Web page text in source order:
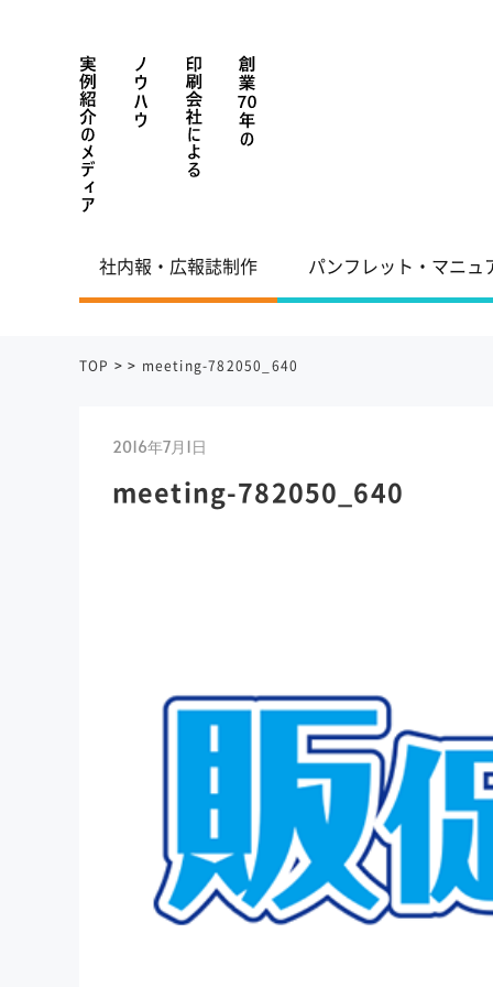
社内報・広報誌制作 パンフレット・マニュ
TOP >> meeting-782050_640
2016年7月1日
meeting-782050_640